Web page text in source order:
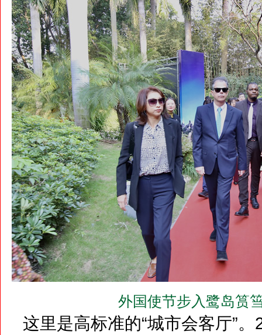
外国使节步入鹭岛筼
这里是高标准的“城市会客厅”